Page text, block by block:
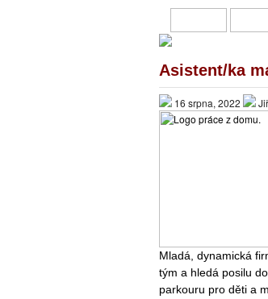
Asistent/ka
16 srpna, 2022
Mladá, dynamická
tým a hledá posilu
parkouru pro děti a